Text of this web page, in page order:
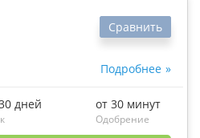
Подробнее
Сравнить
дней от 30 минут
Одобрение